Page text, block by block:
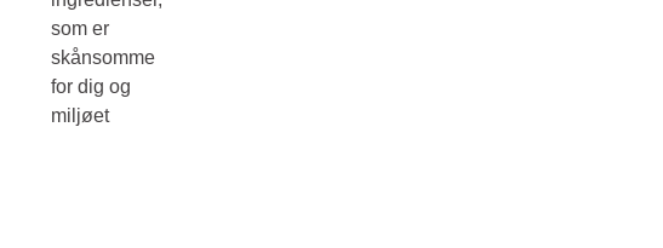
som er
skånsomme
for dig og
miljøet